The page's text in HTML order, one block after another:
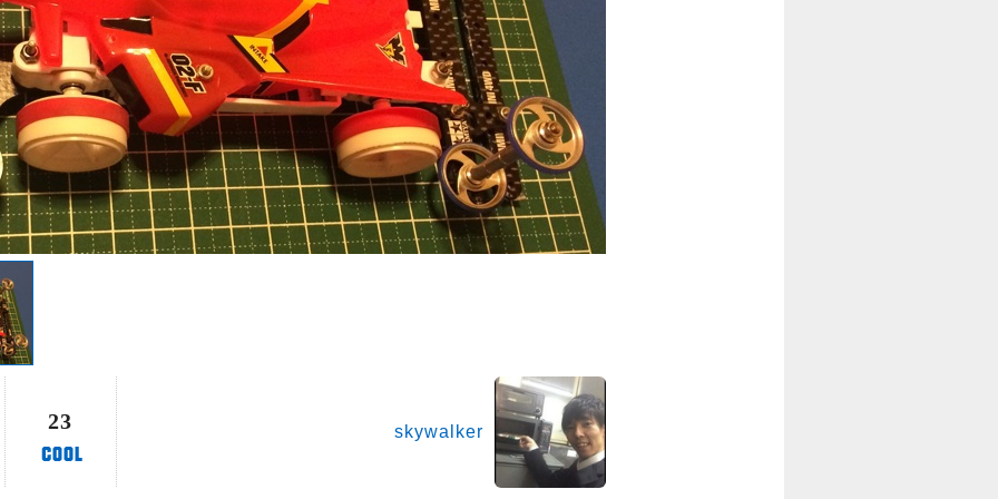
23 skywalker